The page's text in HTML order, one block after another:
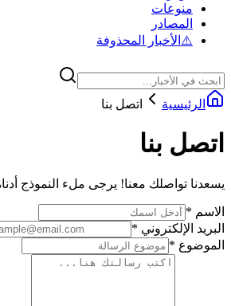
منوعات
المصادر
⚠️ الأخبار المحذوفة
الرئيسية اتصل بنا
اتصل بنا
يسعدنا تواصلك معنا! يرجى ملء النموذج
الاسم *
البريد الإلكتروني *
الموضوع *